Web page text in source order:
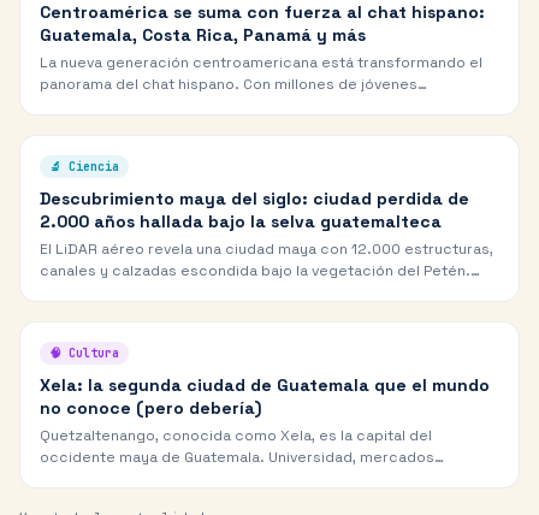
Centroamérica se suma con fuerza al chat hispano:
Guatemala, Costa Rica, Panamá y más
La nueva generación centroamericana está transformando el
panorama del chat hispano. Con millones de jóvenes
🔬 Ciencia
Descubrimiento maya del siglo: ciudad perdida de
2.000 años hallada bajo la selva guatemalteca
El LiDAR aéreo revela una ciudad maya con 12.000 estructuras,
canales y calzadas escondida bajo la vegetación del Petén.
🧠 Cultura
Xela: la segunda ciudad de Guatemala que el mundo
no conoce (pero debería)
Quetzaltenango, conocida como Xela, es la capital del
occidente maya de Guatemala. Universidad, mercados